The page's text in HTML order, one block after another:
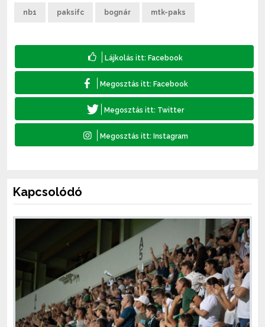
nb1 paksifc bognár mtk-paks
Kapcsolódó